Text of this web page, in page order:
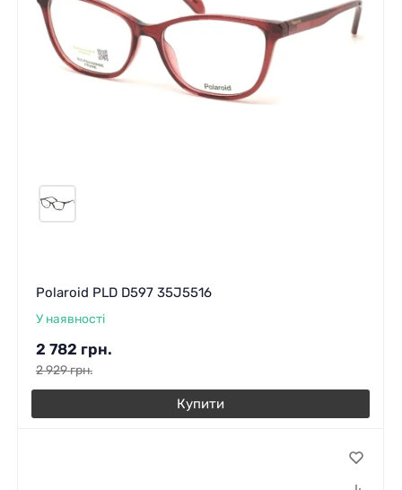
Polaroid PLD D597 35J5516
У наявності
2 782 грн.
2 929грн.
Купити